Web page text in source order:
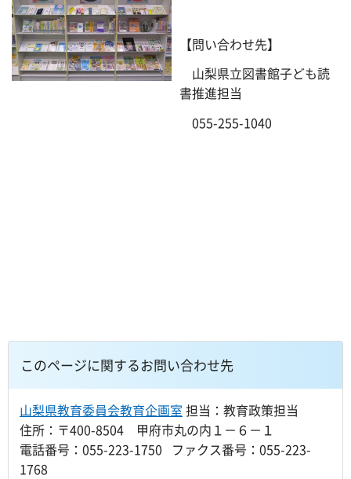
【問い合わせ先】
山梨県立図書館子ども読
書推進担当
055-255-1040
このページに関するお問い合わせ先
山梨県教育委員会教育企画室 担当：教育政策担当
住所：〒400-8504 甲府市丸の内１－６－１
電話番号：055-223-1750 ファクス番号：055-223-
1768